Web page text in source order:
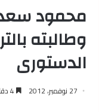
محمود
وطالبته
الدستورى
27 نوفمبر، 2012